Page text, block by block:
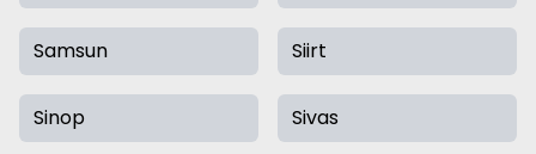
Samsun Siirt
Sinop Sivas